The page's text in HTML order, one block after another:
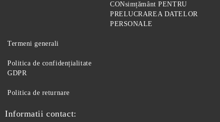
CONsimțământ PENTRU
PRELUCRAREA DATELOR
PERSONALE
Termeni generali
Politica de confidențialitate
GDPR
Politica de returnare
Informatii contact: